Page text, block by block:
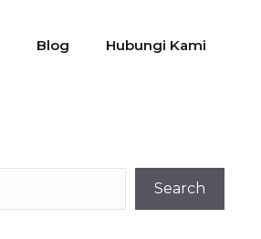
Blog Hubungi Kami
Search